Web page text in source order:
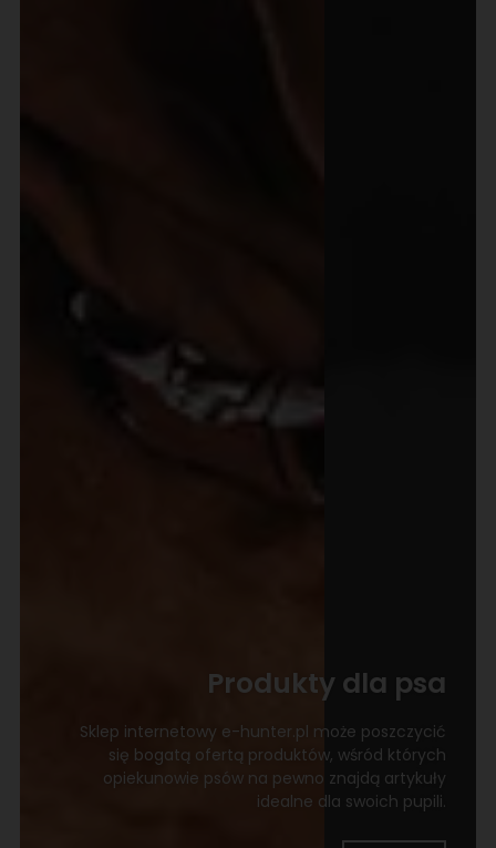
Produkty dla psa
Sklep internetowy e-hunter.pl może poszczycić
się bogatą ofertą produktów, wśród których
opiekunowie psów na pewno znajdą artykuły
idealne dla swoich pupili.